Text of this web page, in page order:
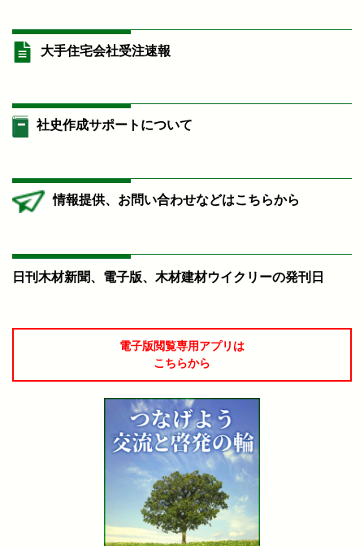
大手住宅会社受注速報
社史作成サポートについて
情報提供、お問い合わせなどはこちらから
日刊木材新聞、電子版、木材建材ウイクリーの発刊日
電子版閲覧専用アプリは
こちらから